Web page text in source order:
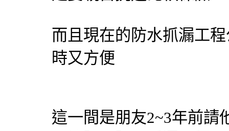
而且現在的防水抓漏工
時又方便
這一間是朋友2~3年前請